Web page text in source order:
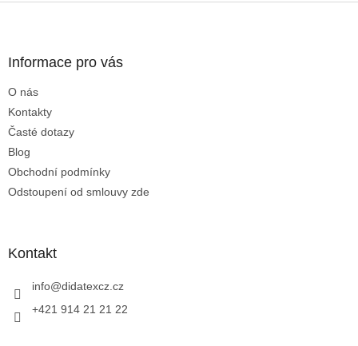
Informace pro vás
O nás
Kontakty
Časté dotazy
Blog
Obchodní podmínky
Odstoupení od smlouvy zde
Kontakt
info@didatexcz.cz
+421 914 21 21 22